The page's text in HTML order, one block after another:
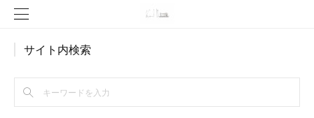
サイト内検索